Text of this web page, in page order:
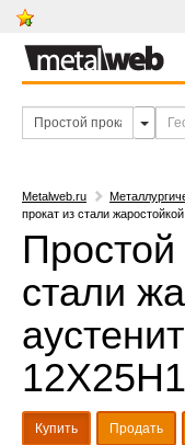
Metalweb.ru
прокат из стали
Простой
стали
Купить Продать